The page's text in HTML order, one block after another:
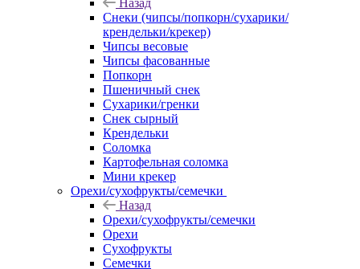
Назад
Снеки (чипсы/попкорн/сухарики/
крендельки/крекер)
Чипсы весовые
Чипсы фасованные
Попкорн
Пшеничный снек
Сухарики/гренки
Снек сырный
Крендельки
Соломка
Картофельная соломка
Мини крекер
Орехи/сухофрукты/семечки
Назад
Орехи/сухофрукты/семечки
Орехи
Сухофрукты
Семечки